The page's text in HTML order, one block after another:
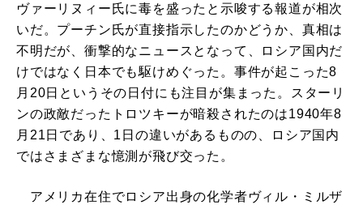
ヴァーリヌィー氏に毒を盛ったと示唆する報道が相次
いだ。プーチン氏が直接指示したのかどうか、真相は
不明だが、衝撃的なニュースとなって、ロシア国内だ
けではなく日本でも駆けめぐった。事件が起こった8
月20日というその日付にも注目が集まった。スターリ
ンの政敵だったトロツキーが暗殺されたのは1940年8
月21日であり、1日の違いがあるものの、ロシア国内
ではさまざまな憶測が飛び交った。
アメリカ在住でロシア出身の化学者ヴィル・ミルザ